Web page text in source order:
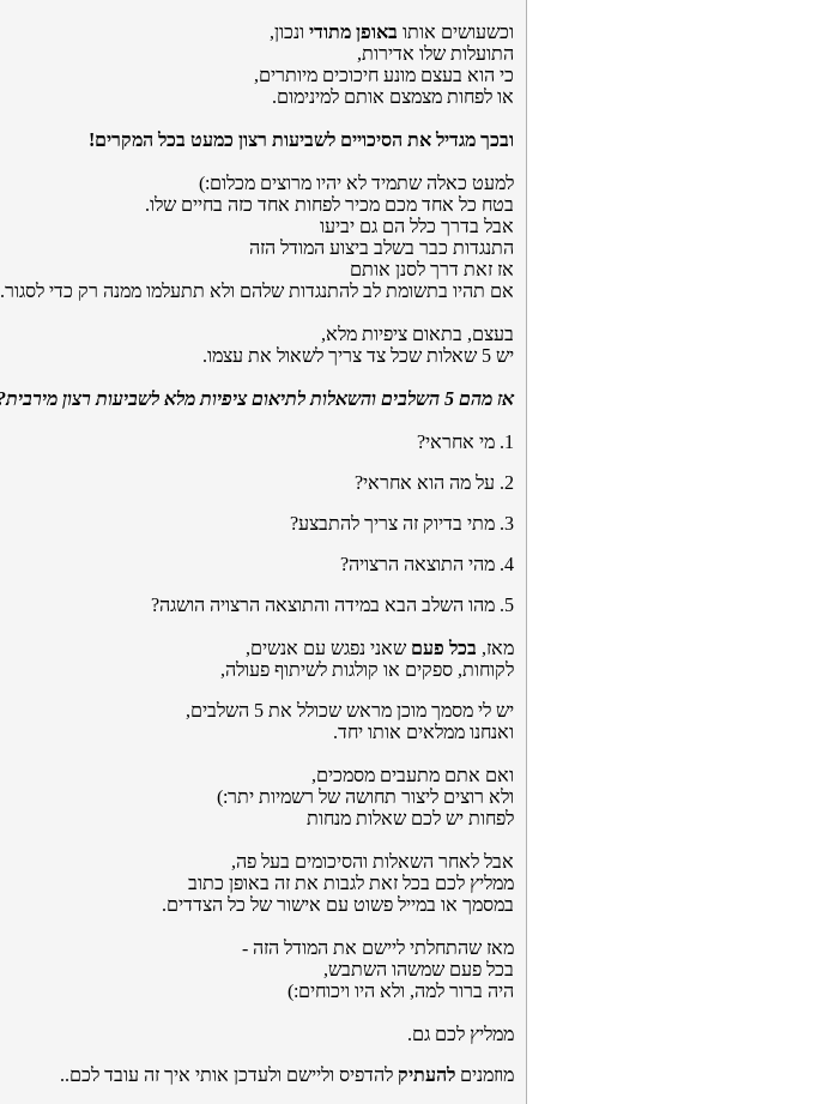
וכשעושים אותו באופן מתודי ונכון,
התועלות שלו אדירות,
כי הוא בעצם מונע חיכוכים מיותרים,
או לפחות מצמצם אותם למינימום.
ובכך מגדיל את הסיכויים לשביעות רצון כמעט בכל המקרים!
למעט כאלה שתמיד לא יהיו מרוצים מכלום:)
בטח כל אחד מכם מכיר לפחות אחד כזה בחיים שלו.
אבל בדרך כלל הם גם יביעו
התנגדות כבר בשלב ביצוע המודל הזה
אז זאת דרך לסנן אותם
אם תהיו בתשומת לב להתנגדות שלהם ולא תתעלמו ממנה רק כדי לסגור.
בעצם, בתאום ציפיות מלא,
יש 5 שאלות שכל צד צריך לשאול את עצמו.
אז מהם 5 השלבים והשאלות לתיאום ציפיות מלא לשביעות רצון מירבית?
1. מי אחראי?
2. על מה הוא אחראי?
3. מתי בדיוק זה צריך להתבצע?
4. מהי התוצאה הרצויה?
5. מהו השלב הבא במידה והתוצאה הרצויה הושגה?
מאז, בכל פעם שאני נפגש עם אנשים,
לקוחות, ספקים או קולגות לשיתוף פעולה,
יש לי מסמך מוכן מראש שכולל את 5 השלבים,
ואנחנו ממלאים אותו יחד.
ואם אתם מתעבים מסמכים,
ולא רוצים ליצור תחושה של רשמיות יתר:)
לפחות יש לכם שאלות מנחות
אבל לאחר השאלות והסיכומים בעל פה,
ממליץ לכם בכל זאת לגבות את זה באופן כתוב
במסמך או במייל פשוט עם אישור של כל הצדדים.
מאז שהתחלתי ליישם את המודל הזה -
בכל פעם שמשהו השתבש,
היה ברור למה, ולא היו ויכוחים:)
ממליץ לכם גם.
מוזמנים להעתיק להדפיס וליישם ולעדכן אותי איך זה עובד לכם..